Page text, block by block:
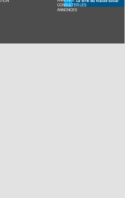
de pratiquer une activité
est d’initier une mise en
social, travailler en rétablissement,